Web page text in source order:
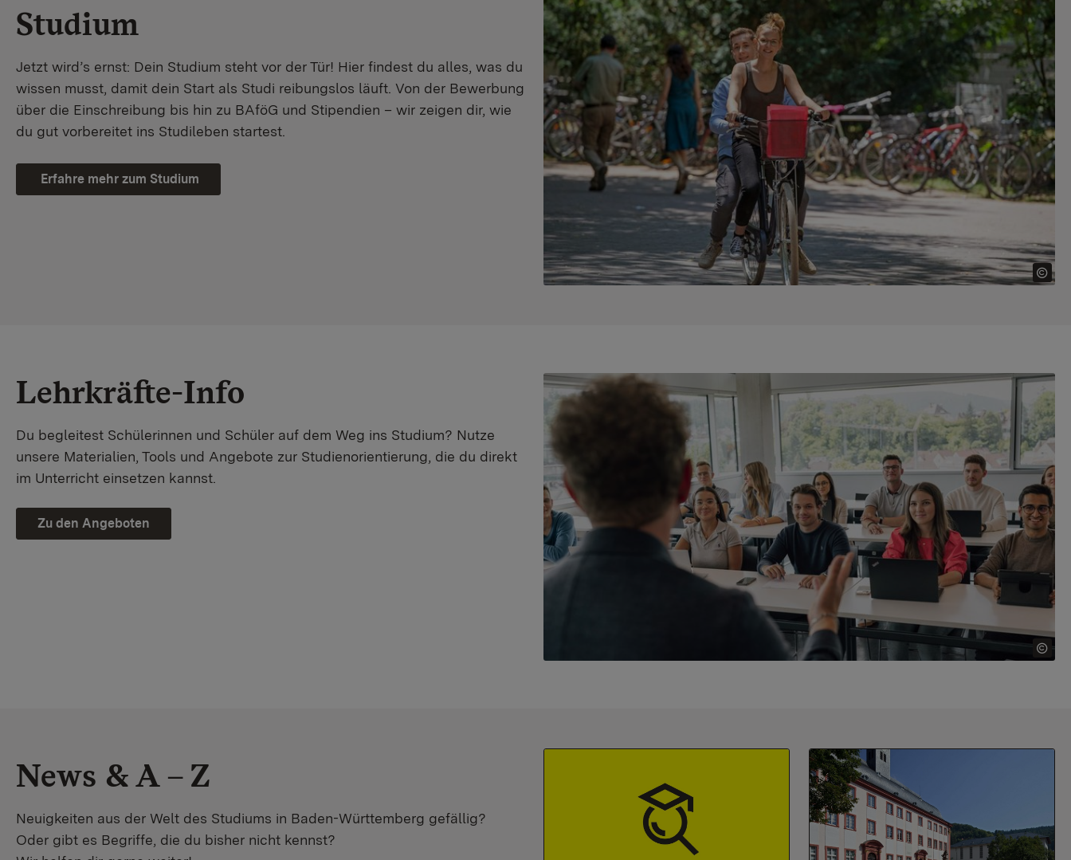
Studium
Jetzt wird’s ernst: Dein Studium steht vor der Tür! Hier findest du alles, was du
wissen musst, damit dein Start als Studi reibungslos läuft. Von der Bewerbung
über die Einschreibung bis hin zu BAföG und Stipendien – wir zeigen dir, wie
du gut vorbereitet ins Studileben startest.
Erfahre mehr zum Studium
Lehrkräfte-Info
Du begleitest Schülerinnen und Schüler auf dem Weg ins Studium? Nutze
unsere Materialien, Tools und Angebote zur Studienorientierung, die du direkt
im Unterricht einsetzen kannst.
Zu den Angeboten
News & A – Z
Neuigkeiten aus der Welt des Studiums in Baden-Württemberg gefällig?
Oder gibt es Begriffe, die du bisher nicht kennst?